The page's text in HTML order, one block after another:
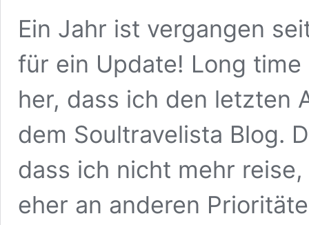
Ein Jahr ist vergangen
für ein Update! Long
her, dass ich den letzten
dem Soultravelista Blog.
dass ich nicht mehr
eher an anderen